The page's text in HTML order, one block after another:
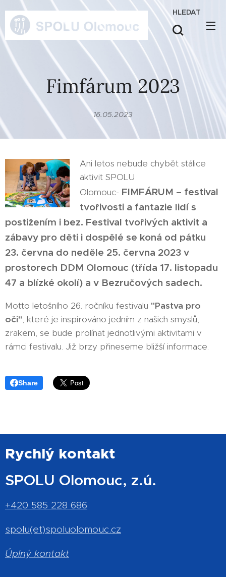
HLEDAT
Fimfárum 2023
16.05.2023
Ani letos nebude chybět stálice
aktivit SPOLU
Olomouc- FIMFÁRUM – festival
tvořivosti a fantazie lidí s
postižením i bez. Festival tvořivých aktivit a
zábavy pro děti i dospělé se koná od pátku
23. června do neděle 25. června 2023 v
prostorech DDM Olomouc (třída 17. listopadu
47 a blízké okolí) a v Bezručových sadech.
Motto letošního 26. ročníku festivalu "Pastva pro
oči", které je inspirováno jedním z našich smyslů,
zrakem, se bude prolínat jednotlivými aktivitami v
rámci festivalu. Již brzy přineseme bližší informace.
Share
Rychlý kontakt
SPOLU Olomouc, z.ú.
+420 585 228 686
spolu(et)spoluolomouc.cz
Úplný kontakt